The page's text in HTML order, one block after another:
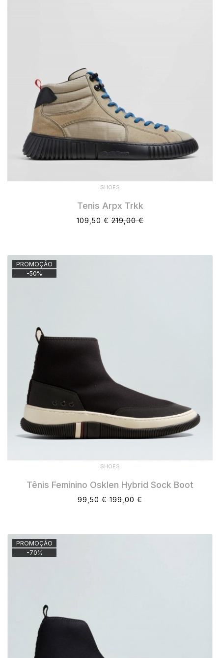
SHOES
Tenis Arpx Trkk
109,50 €219,00 €
-50%
PROMOÇÃO
SHOES
Tênis Feminino Osklen Hybrid Sock Boot
99,50 € 199,00 €
-70%
PROMOÇÃO